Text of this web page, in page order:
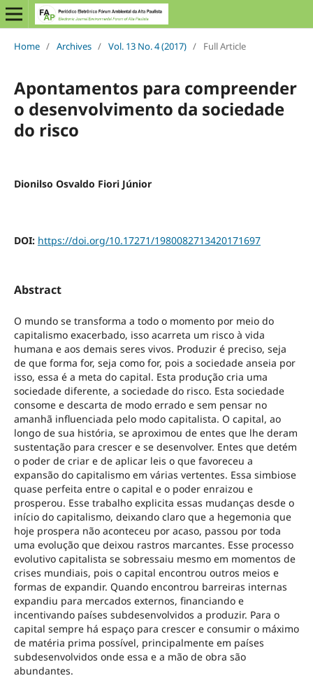
Home / Archives / Vol. 13 No. 4 (2017) / Full Article
Apontamentos para compreender
o desenvolvimento da sociedade
do risco
Dionilso Osvaldo Fiori Júnior
DOI: https://doi.org/10.17271/1980082713420171697
Abstract
O mundo se transforma a todo o momento por meio do
capitalismo exacerbado, isso acarreta um risco à vida
humana e aos demais seres vivos. Produzir é preciso, seja
de que forma for, seja como for, pois a sociedade anseia por
isso, essa é a meta do capital. Esta produção cria uma
sociedade diferente, a sociedade do risco. Esta sociedade
consome e descarta de modo errado e sem pensar no
amanhã influenciada pelo modo capitalista. O capital, ao
longo de sua história, se aproximou de entes que lhe deram
sustentação para crescer e se desenvolver. Entes que detém
o poder de criar e de aplicar leis o que favoreceu a
expansão do capitalismo em várias vertentes. Essa simbiose
quase perfeita entre o capital e o poder enraizou e
prosperou. Esse trabalho explicita essas mudanças desde o
início do capitalismo, deixando claro que a hegemonia que
hoje prospera não aconteceu por acaso, passou por toda
uma evolução que deixou rastros marcantes. Esse processo
evolutivo capitalista se sobressaiu mesmo em momentos de
crises mundiais, pois o capital encontrou outros meios e
formas de expandir. Quando encontrou barreiras internas
expandiu para mercados externos, financiando e
incentivando países subdesenvolvidos a produzir. Para o
capital sempre há espaço para crescer e consumir o máximo
de matéria prima possível, principalmente em países
subdesenvolvidos onde essa e a mão de obra são
abundantes.